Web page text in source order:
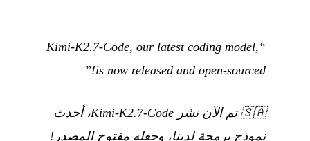
“Kimi-K2.7-Code, our latest coding model,
is now released and open-sourced!”
🇸🇦
تم الآن نشر Kimi-K2.7-Code، أحدث
نموذج برمجة لدينا، وجعله مفتوح المصدر!